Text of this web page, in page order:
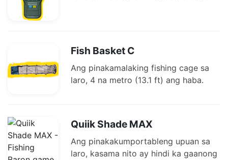
Fish Basket C
Ang pinakamalaking fishing cage sa
laro, 4 na metro (13.1 ft) ang haba.
Quiik Shade MAX
Ang pinakakumportableng upuan sa
laro, kasama nito ay hindi ka gaanong